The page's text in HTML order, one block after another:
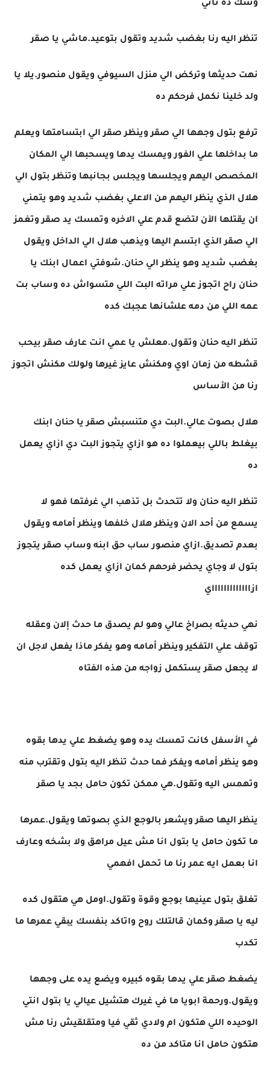
وشك ده تاني
تنظر اليه رنا بغضب شديد وتقول بتوعيد.ماشي يا صقر
نهت حديثها وتركض الي منزل السيوفي ويقول منصور.يلا يا
ولد خلينا نكمل فرحكم ده
ترفع بتول وجهها الي صقر وينظر صقر الي ابتسامتها ويعلم
ما بداخلها علي الفور ويمسك يدها ويسحبها الي المكان
المخصص اليهم ويجلسها ويجلس بجانبها وتنظر بتول الي
هلال الذي ينظر اليهم من الاعلي بغضب شديد وهو يتمني
ان يقتلها الآن لتضع قدم علي الاخره وتمسك يد صقر وتغمز
الي صقر الذي ابتسم اليها ويذهب هلال الي الداخل ويقول
بغضب شديد وهو ينظر الي حنان.شوفتي اعمال ابنك يا
حنان راح اتجوز علي مراته البت اللي متسواش ده وساب بت
عمه اللي من دمه علشانها عجبك كده
تنظر اليه حنان وتقول.معلش يا عمي انت عارف صقر بيحب
قشطه من زمان اوي ومكنش عايز غيرها ولولك مكنش اتجوز
رنا من الأساس
هلال بصوت عالي.البت دي متنسبش صقر يا حنان ابنك
بيغلط باللي بيعملوا ده هو ازاي يتجوز البت دي ازاي يعمل
ده
تنظر اليه حنان ولا تتحدث بل تذهب الي غرفتها فهو لا
يسمع من أحد الان وينظر هلال خلفها وينظر أمامه ويقول
بعدم تصديق.ازاي منصور ساب حق ابنه وساب صقر يتجوز
بتول لا وجاي يحضر فرحهم كمان ازاي يعمل كده
ازاااااااااااااي
نهي حديثه بصراخ عالي وهو لم يصدق ما حدث إلان وعقله
توقف علي التفكير وينظر أمامه وهو يفكر ماذا يفعل لاجل ان
لا يجعل صقر يستكمل زواجه من هذه الفتاه
في الأسفل كانت تمسك يده وهو يضغط علي يدها بقوه
وهو ينظر أمامه ويفكر فما حدث تنظر اليه بتول وتقترب منه
وتهمس اليه وتقول.هي ممكن تكون حامل بجد يا صقر
ينظر اليها صقر ويشعر بالوجع الذي بصوتها ويقول.عمرها
ما تكون حامل يا بتول انا مش عيل مراهق ولا بشخه وعارف
انا بعمل ايه عمر رنا ما تحمل افهمي
تغلق بتول عينيها بوجع وقوة وتقول.اومل هي هتقول كده
ليه يا صقر وكمان قالتلك روح واتاكد بنفسك يبقي عمرها ما
تكدب
يضغط صقر علي يدها بقوه كبيره ويضع يده على وجهها
ويقول.ورحمة ابويا ما في غيرك هتشيل عيالي يا بتول انتي
الوحيده اللي هتكون ام ولادي ثقي فيا ومتقلقيش رنا مش
هتكون حامل انا متاكد من ده